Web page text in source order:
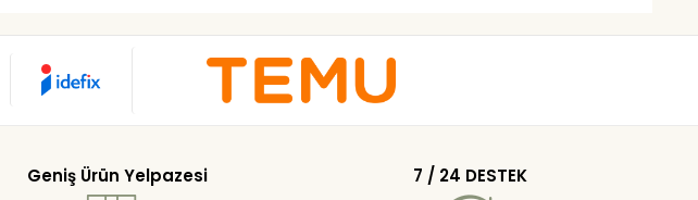
Geniş Ürün Yelpazesi 7 / 24 DESTEK